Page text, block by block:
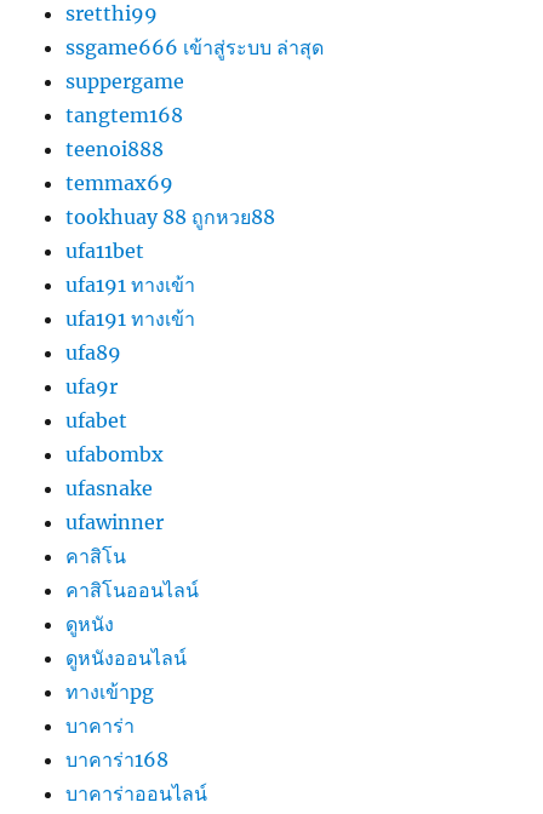
sretthi99
ssgame666 เข้าสู่ระบบ ล่าสุด
suppergame
tangtem168
teenoi888
temmax69
tookhuay 88 ถูกหวย88
ufa11bet
ufa191 ทางเข้า
ufa191 ทางเข้า
ufa89
ufa9r
ufabet
ufabombx
ufasnake
ufawinner
คาสิโน
คาสิโนออนไลน์
ดูหนัง
ดูหนังออนไลน์
ทางเข้าpg
บาคาร่า
บาคาร่า168
บาคาร่าออนไลน์